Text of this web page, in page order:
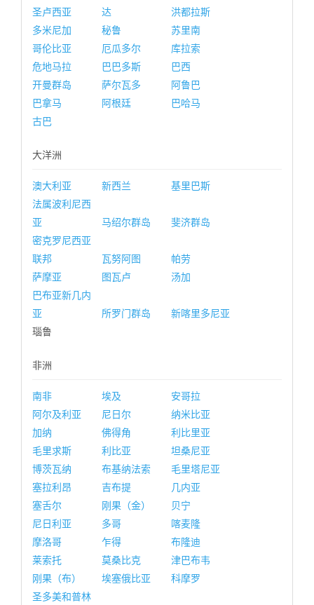
圣卢西亚
达
洪都拉斯
多米尼加
秘鲁
苏里南
哥伦比亚
厄瓜多尔
库拉索
危地马拉
巴巴多斯
巴西
开曼群岛
萨尔瓦多
阿鲁巴
巴拿马
阿根廷
巴哈马
古巴
大洋洲
澳大利亚 新西兰
基里巴斯
法属波利尼西
亚
马绍尔群岛
斐济群岛
密克罗尼西亚
联邦
瓦努阿图
帕劳
萨摩亚
图瓦卢
汤加
巴布亚新几内
亚
所罗门群岛
新喀里多尼亚
瑙鲁
非洲
南非 埃及
安哥拉
阿尔及利亚
尼日尔
纳米比亚
加纳
佛得角
利比里亚
毛里求斯
利比亚
坦桑尼亚
博茨瓦纳
布基纳法索
毛里塔尼亚
塞拉利昂
吉布提
几内亚
塞舌尔
刚果（金）
贝宁
尼日利亚
多哥
喀麦隆
摩洛哥
乍得
布隆迪
莱索托
莫桑比克
津巴布韦
刚果（布）
埃塞俄比亚
科摩罗
圣多美和普林